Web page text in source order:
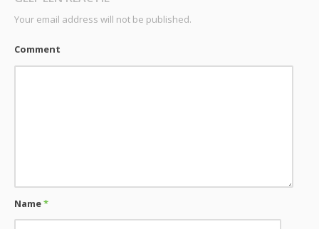
Your email address will not be published.
Comment
Name*